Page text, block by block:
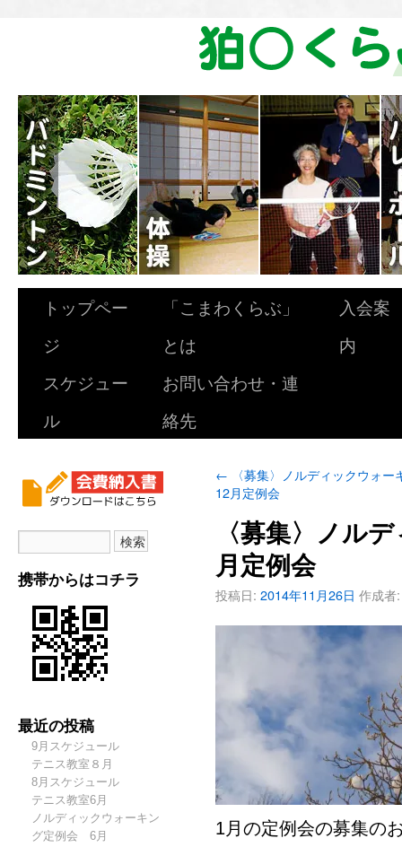
トップペー
ジ
「こまわくらぶ」
とは
入会案
内
スケジュー
ル
お問い合わせ・連
絡先
携帯からはコチラ
最近の投稿
9月スケジュール
テニス教室８月
8月スケジュール
テニス教室6月
ノルディックウォーキン
グ定例会 6月
← 〈募集〉ノルディックウォー
12月定例会
〈募集〉ノル
月定例会
投稿日: 2014年11月26日 作成者:
1月の定例会の募集の